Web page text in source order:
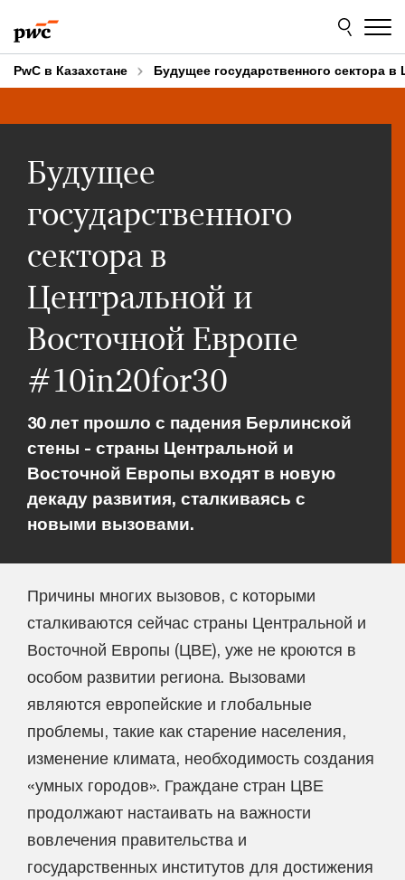
to
content
to
footer
PwC в Казахстане Будущее государственного сектора
Будущее
государственного
сектора в
Центральной и
Восточной Европе
#10in20for30
30 лет прошло с падения Берлинской
стены - страны Центральной и
Восточной Европы входят в новую
декаду развития, сталкиваясь с
новыми вызовами.
Причины многих вызовов, с которыми
сталкиваются сейчас страны Центральной и
Восточной Европы (ЦВЕ), уже не кроются в
особом развитии региона. Вызовами
являются европейские и глобальные
проблемы, такие как старение населения,
изменение климата, необходимость создания
«умных городов». Граждане стран ЦВЕ
продолжают настаивать на важности
вовлечения правительства и
государственных институтов для достижения